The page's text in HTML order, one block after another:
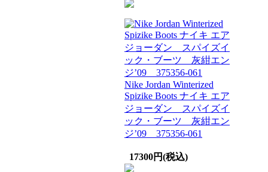
Nike Jordan Winterized
Spizike Boots ナイキ エア
ジョーダン スパイズイ
ック・ブーツ 灰紺エン
ジ’09 375356-061
17300円(税込)